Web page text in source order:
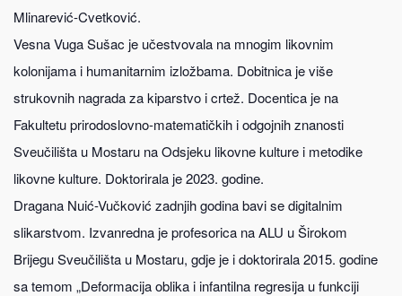
Mlinarević-Cvetković.
Vesna Vuga Sušac je učestvovala na mnogim likovnim
kolonijama i humanitarnim izložbama. Dobitnica je više
strukovnih nagrada za kiparstvo i crtež. Docentica je na
Fakultetu prirodoslovno-matematičkih i odgojnih znanosti
Sveučilišta u Mostaru na Odsjeku likovne kulture i metodike
likovne kulture. Doktorirala je 2023. godine.
Dragana Nuić-Vučković zadnjih godina bavi se digitalnim
slikarstvom. Izvanredna je profesorica na ALU u Širokom
Brijegu Sveučilišta u Mostaru, gdje je i doktorirala 2015. godine
sa temom „Deformacija oblika i infantilna regresija u funkciji